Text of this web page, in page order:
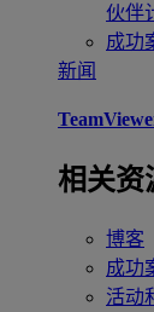
伙伴
成功
新闻
相关资
博客
成功
活动